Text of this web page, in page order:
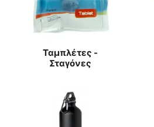
Ταμπλέτες -
Σταγόνες